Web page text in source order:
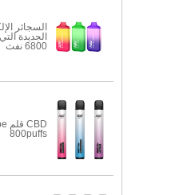
السجائر
الجديدة
6800 نفث
800puffs